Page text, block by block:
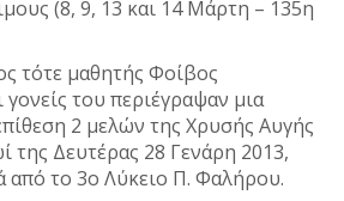
(8, 9, 13 και 14 Μάρτη – 135η
τότε μαθητής Φοίβος
γονείς του περιέγραψαν μια
2 μελών της Χρυσής Αυγής
της Δευτέρας 28 Γενάρη 2013,
από το 3ο Λύκειο Π. Φαλήρου.